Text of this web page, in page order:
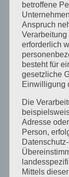
Adresse:
18337
0176-
Zum
betroffene
Anspruch
erforderlich
besteht für
gesetzliche
Einwilligung
Die
Adresse
Person,
Mittels